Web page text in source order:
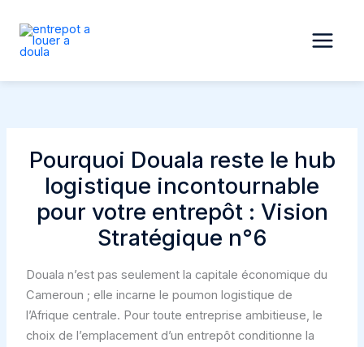
contenu
Pourquoi Douala reste le hub
logistique incontournable
pour votre entrepôt : Vision
Stratégique n°6
Douala n’est pas seulement la capitale économique du
Cameroun ; elle incarne le poumon logistique de
l’Afrique centrale. Pour toute entreprise ambitieuse, le
choix de l’emplacement d’un entrepôt conditionne la